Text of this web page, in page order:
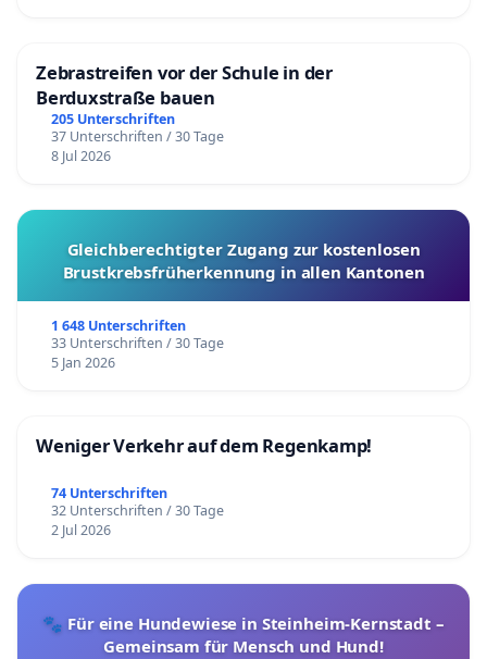
Zebrastreifen vor der Schule in der
Berduxstraße bauen
205 Unterschriften
37 Unterschriften / 30 Tage
8 Jul 2026
Gleichberechtigter Zugang zur kostenlosen
Brustkrebsfrüherkennung in allen Kantonen
1 648 Unterschriften
33 Unterschriften / 30 Tage
5 Jan 2026
Weniger Verkehr auf dem Regenkamp!
74 Unterschriften
32 Unterschriften / 30 Tage
2 Jul 2026
🐾 Für eine Hundewiese in Steinheim-Kernstadt –
Gemeinsam für Mensch und Hund!